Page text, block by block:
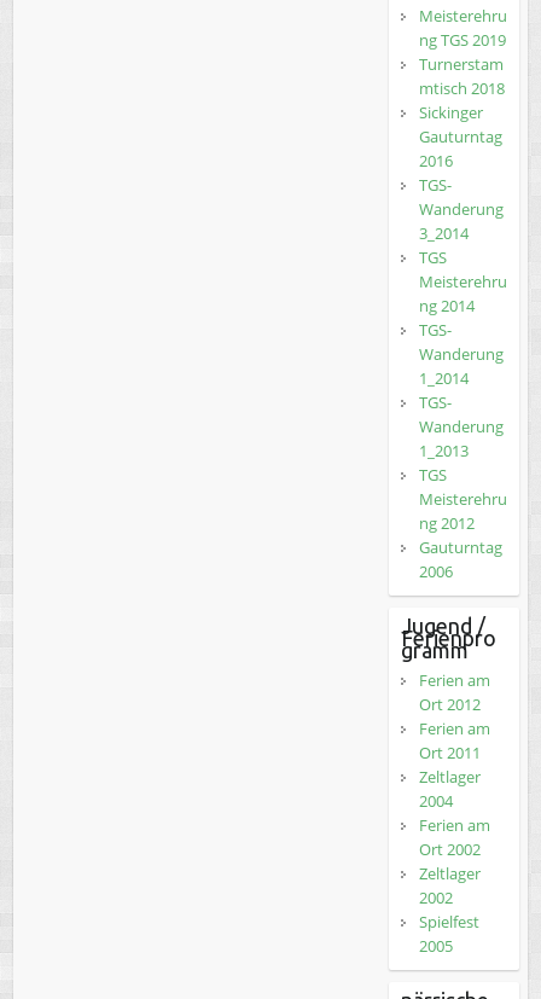
Meisterehru
ng TGS 2019
Turnerstam
mtisch 2018
Sickinger
Gauturntag
2016
TGS-
Wanderung
3_2014
TGS
Meisterehru
ng 2014
TGS-
Wanderung
1_2014
TGS-
Wanderung
1_2013
TGS
Meisterehru
ng 2012
Gauturntag
2006
Jugend /
Ferienpro
gramm
Ferien am
Ort 2012
Ferien am
Ort 2011
Zeltlager
2004
Ferien am
Ort 2002
Zeltlager
2002
Spielfest
2005